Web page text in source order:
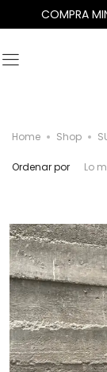
COMPRA
Home Shop
Ordenar por Lo